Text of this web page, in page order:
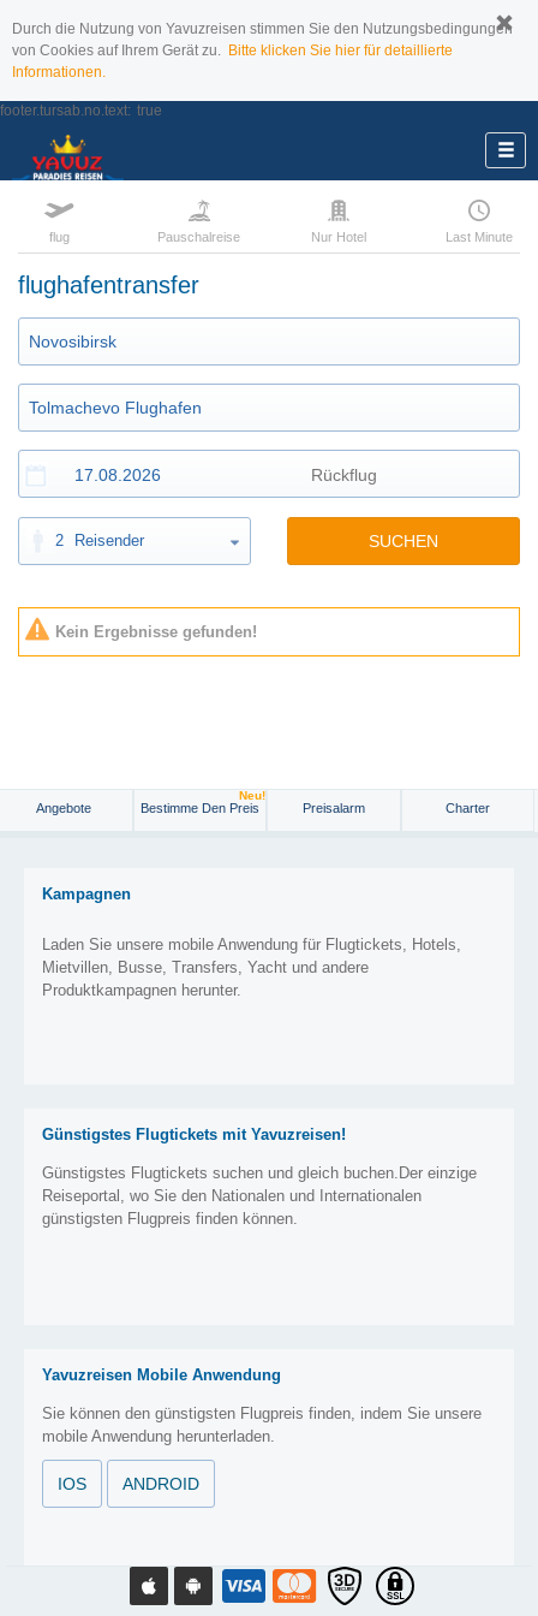
Durch die Nutzung von Yavuzreisen stimmen Sie den Nutzungsbedingungen
von Cookies auf Ihrem Gerät zu. Bitte klicken Sie hier für detaillierte
Informationen.
footer.tursab.no.text: true
flug Pauschalreise Nur Hotel Last Minute
flughafentransfer
2 Reisender SUCHEN
Kein Ergebnisse gefunden!
Angebote Bestimme Den Preis
Neu!
Preisalarm Charter
Kampagnen
Laden Sie unsere mobile Anwendung für Flugtickets, Hotels,
Mietvillen, Busse, Transfers, Yacht und andere
Produktkampagnen herunter.
Günstigstes Flugtickets mit Yavuzreisen!
Günstigstes Flugtickets suchen und gleich buchen.Der einzige
Reiseportal, wo Sie den Nationalen und Internationalen
günstigsten Flugpreis finden können.
Yavuzreisen Mobile Anwendung
Sie können den günstigsten Flugpreis finden, indem Sie unsere
mobile Anwendung herunterladen.
IOS ANDROID